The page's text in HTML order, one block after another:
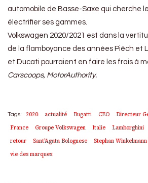
automobile de Basse-Saxe qui cherche
électrifier ses gammes.
Volkswagen 2020/2021 est dans la
de la flamboyance des années Piëch et
et Ducati pourraient en faire les frais à
Carscoops, MotorAuthority.
Tags: 2020 actualité Bugatti CEO Directeur
France
Groupe Volkswagen Italie Lamborghini
retour
Sant'Agata Bolognese Stephan Winkelmann
vie des marques